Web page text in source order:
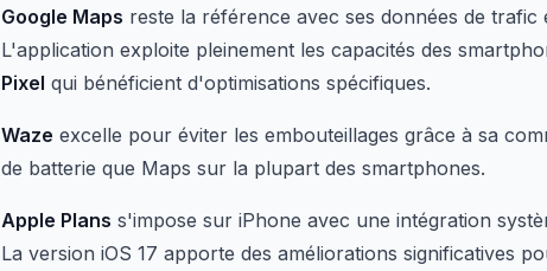
Google Maps reste la référence avec ses données de
L'application exploite pleinement les capacités des
Pixel qui bénéficient d'optimisations spécifiques.
Waze excelle pour éviter les embouteillages grâce à sa
de batterie que Maps sur la plupart des smartphones.
Apple Plans s'impose sur iPhone avec une intégration
La version iOS 17 apporte des améliorations significatives